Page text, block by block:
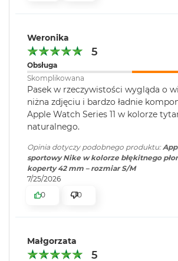
r
s
ę
ż
y
c
o
w
a
P
o
ś
w
i
a
a
c
Weronika
5
Obsługa
Skomplikowana
Pasek w rzeczywistości wygląda o
niżna zdjęciu i bardzo ładnie
Apple Watch Series 11 w kolorze
naturalnego.
Opinia dotyczy podobnego produktu:
sportowy Nike w kolorze błękitnego
koperty 42 mm – rozmiar S/M
7/25/2026
0
0
Małgorzata
5